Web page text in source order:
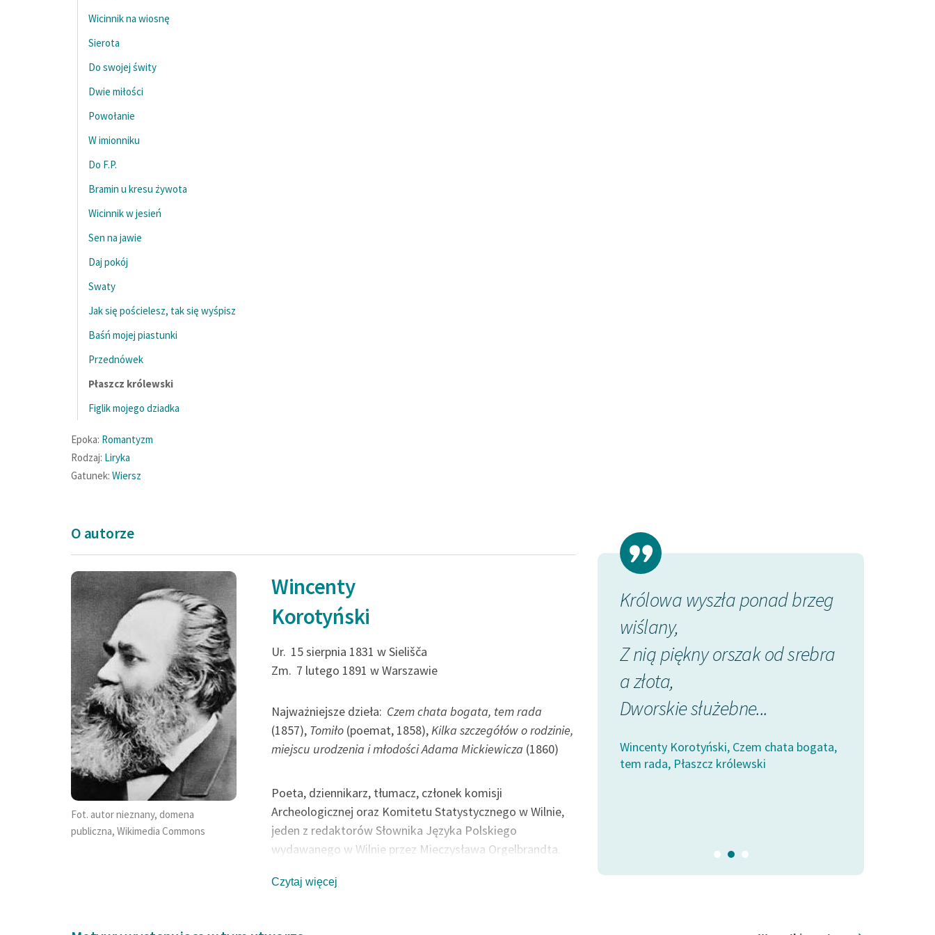
Wicinnik na wiosnę
Sierota
Do swojej świty
Dwie miłości
Powołanie
W imionniku
Do F.P.
Bramin u kresu żywota
Wicinnik w jesień
Sen na jawie
Daj pokój
Swaty
Jak się pościelesz, tak się wyśpisz
Baśń mojej piastunki
Przednówek
Płaszcz królewski
Figlik mojego dziadka
Epoka: Romantyzm
Rodzaj: Liryka
Gatunek: Wiersz
O autorze
Fot. autor nieznany, domena
publiczna, Wikimedia Commons
Wincenty
Korotyński
Ur. 15 sierpnia 1831 w Sielišča
Zm. 7 lutego 1891 w Warszawie
Najważniejsze dzieła: Czem chata bogata, tem rada
(1857), Tomiło (poemat, 1858),Kilka szczegółów o rodzinie,
miejscu urodzenia i młodości Adama Mickiewicza (1860)
Poeta, dziennikarz, tłumacz, członek komisji
Archeologicznej oraz Komitetu Statystycznego w Wilnie,
jeden z redaktorów Słownika Języka Polskiego
wydawanego w Wilnie przez Mieczysława Orgelbrandta.
Kondratowicz (Syrokomla), autor wierszowanej przemowy
Czytaj więcej
Złożyła przepych — i
ludzkości gwoli
Oddała swoje klejnoty,
dostatki,
Na podźwignienie tonących w
niedoli,
Na...
Wincenty Korotyński, Czem chata bogata,
tem rada, Płaszcz królewski
Darmo ją bawić chcą słudzy
najszczersi:
Jak niezabudka kwitnąca...
Wincenty Korotyński, Czem chata bogata,
Królowa wyszła ponad brzeg
wiślany,
Z nią piękny orszak od srebra
a złota,
Dworskie służebne...
Wincenty Korotyński, Czem chata bogata,
tem rada, Płaszcz królewski